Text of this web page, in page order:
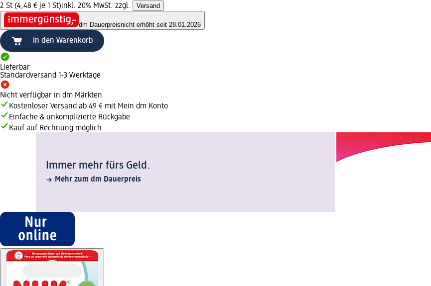
2 St (4,48 € je 1 St)inkl. 20% MwSt. zzgl. Versand
dm Dauerpreisnicht erhöht seit 28.01.2026
In den Warenkorb
Lieferbar
Standardversand 1-3 Werktage
Nicht verfügbar in dm Märkten
Kostenloser Versand ab 49 € mit Mein dm Konto
Einfache & unkomplizierte Rückgabe
Kauf auf Rechnung möglich
Immer mehr fürs Geld.
Mehr zum dm Dauerpreis